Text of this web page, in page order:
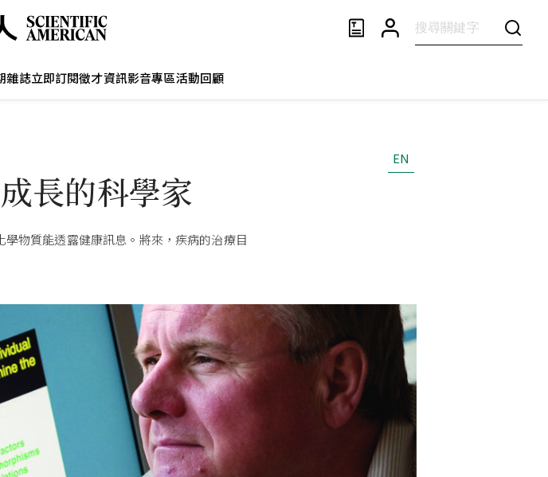
雜誌立即訂閱徵才資訊影音專區活動回顧
長的科學家
物質能透露健康訊息。將來，疾病的治療目
EN